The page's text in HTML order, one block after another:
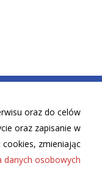
oraz do celów
oraz zapisanie w
cookies, zmieniając
danych osobowych